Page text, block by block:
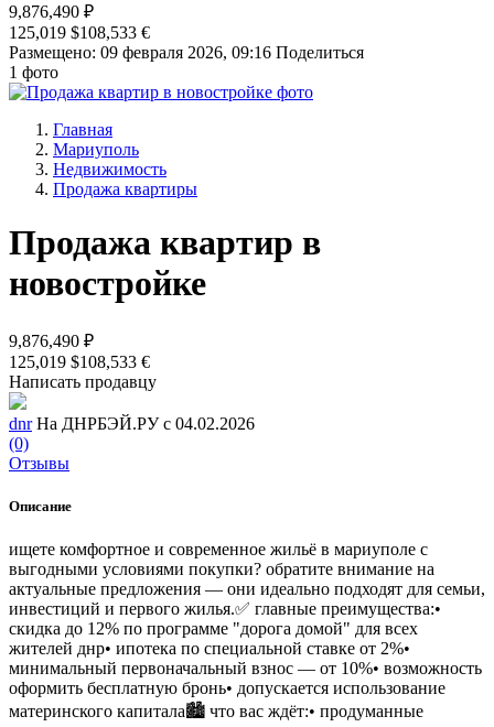
9,876,490 ₽
125,019 $108,533 €
Размещено: 09 февраля 2026, 09:16 Поделиться
1 фото
Главная
Мариуполь
Недвижимость
Продажа квартиры
Продажа квартир в
новостройке
9,876,490 ₽
125,019 $108,533 €
Написать продавцу
dnr На ДНРБЭЙ.РУ с 04.02.2026
(0)
Отзывы
Описание
ищете комфортное и современное жильё в мариуполе с
выгодными условиями покупки? обратите внимание на
актуальные предложения — они идеально подходят для семьи,
инвестиций и первого жилья.✅ главные преимущества:•
скидка до 12% по программе "дорога домой" для всех
жителей днр• ипотека по специальной ставке от 2%•
минимальный первоначальный взнос — от 10%• возможность
оформить бесплатную бронь• допускается использование
материнского капитала🏙 что вас ждёт:• продуманные